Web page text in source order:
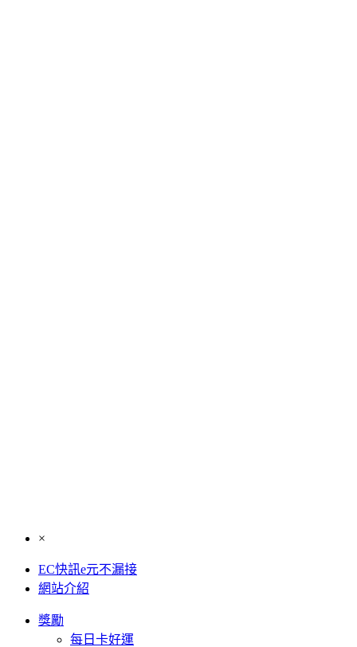
×
EC快訊e元不漏接
網站介紹
獎勵
每日卡好運